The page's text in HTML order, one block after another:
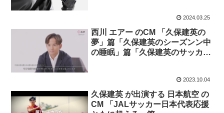
2024.03.25
西川 エアー のCM 「久保建英の
夢」篇「久保建英のシーズンン中
の睡眠」篇「久保建英のサッカー
2023.10.04
久保建英 が出演する 日本航空 の
CM 「JALサッカー⽇本代表応援